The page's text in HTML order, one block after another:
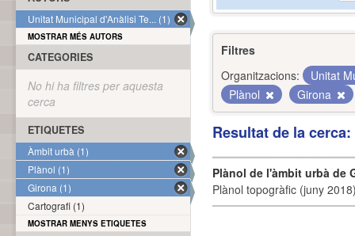
Filtres
Organitzacions:
Unitat
Plànol
Girona
Resultat de la
Plànol de l'àmbit urbà de
Plànol topogràfic (juny
Unitat Municipal d'Anàlisi Te... (1)
MOSTRAR MÉS AUTORS
CATEGORIES
No hi ha filtres per aquesta
cerca
ETIQUETES
Àmbit urbà (1)
Plànol (1)
Girona (1)
Cartografi (1)
MOSTRAR MENYS ETIQUETES